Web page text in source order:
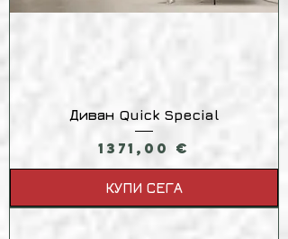
Диван Quick Special
Цена
1371,00 €
КУПИ СЕГА